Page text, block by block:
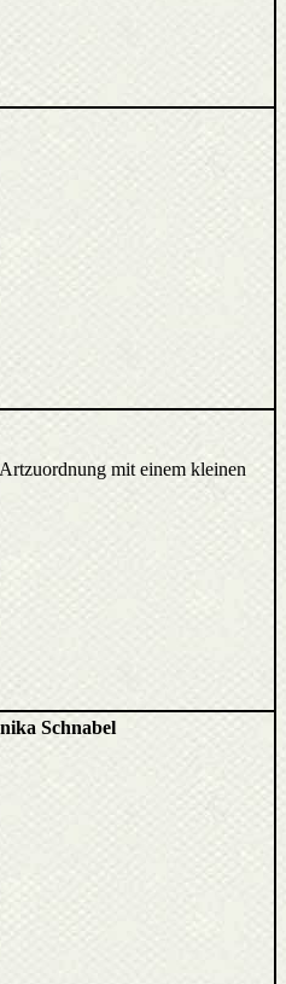
mit einem kleinen
Schnabel